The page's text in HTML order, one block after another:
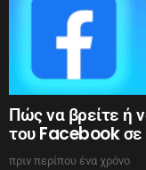
Πώς να βρείτε ή
του Facebook σε
πριν περίπου ένα χρόνο